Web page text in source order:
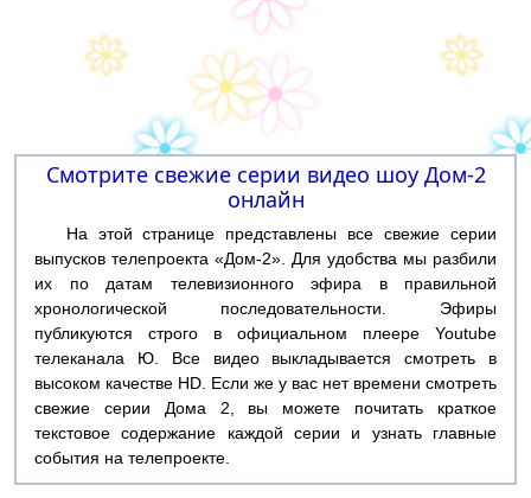
Смотрите свежие серии видео шоу Дом-2
онлайн
На этой странице представлены все свежие серии
выпусков телепроекта «Дом-2». Для удобства мы разбили
их по датам телевизионного эфира в правильной
хронологической последовательности. Эфиры
публикуются строго в официальном плеере Youtube
телеканала Ю. Все видео выкладывается смотреть в
высоком качестве HD. Если же у вас нет времени смотреть
свежие серии Дома 2, вы можете почитать краткое
текстовое содержание каждой серии и узнать главные
события на телепроекте.